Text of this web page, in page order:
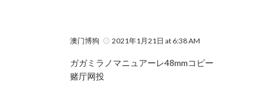
澳门博狗 2021年1月21日 at 6:38 AM
ガガミラノマニュアーレ48mmコピー
赌厅网投